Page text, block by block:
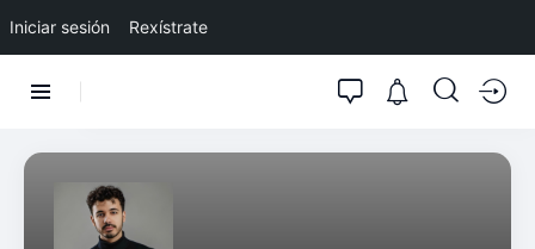
Iniciar sesión Rexístrate